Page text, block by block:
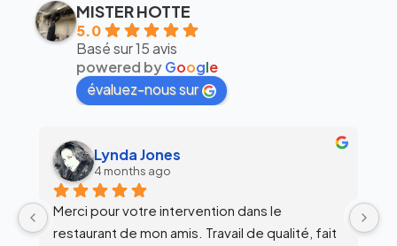
MISTER HOTTE
5.0
Basé sur 15 avis
powered byGoogle
évaluez-nous sur
alex siegfried
6 months ago
Équipe super clean !